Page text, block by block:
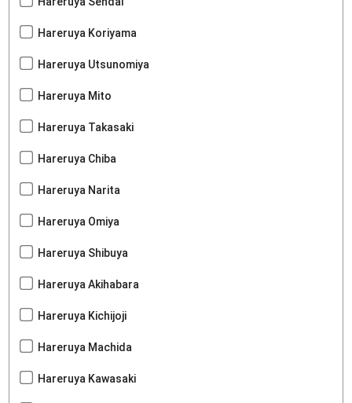
Hareruya Koriyama
Hareruya Utsunomiya
Hareruya Mito
Hareruya Takasaki
Hareruya Chiba
Hareruya Narita
Hareruya Omiya
Hareruya Shibuya
Hareruya Akihabara
Hareruya Kichijoji
Hareruya Machida
Hareruya Kawasaki